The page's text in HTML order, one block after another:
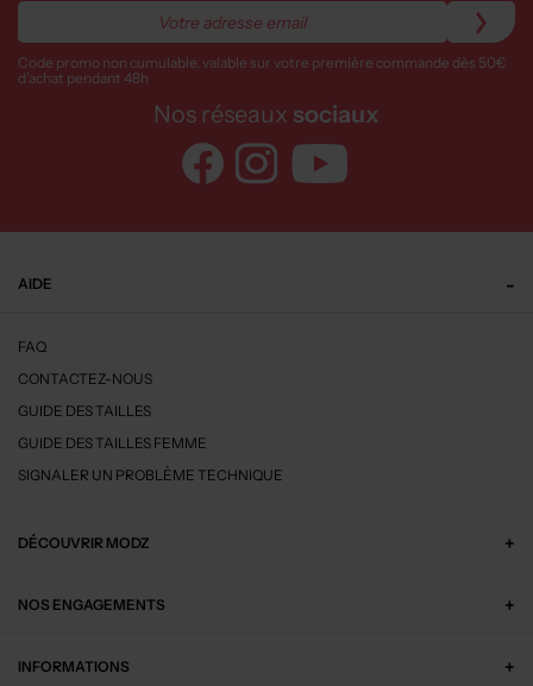
Code promo non cumulable, valable sur votre première commande dès 50€
d’achat pendant 48h
Nos réseaux sociaux
AIDE
FAQ
CONTACTEZ-NOUS
GUIDE DES TAILLES
GUIDE DES TAILLES FEMME
SIGNALER UN PROBLÈME TECHNIQUE
DÉCOUVRIR MODZ
NOS ENGAGEMENTS
INFORMATIONS